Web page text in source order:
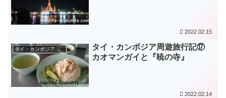
2022.02.15
タイ・カンボジア周遊旅（2015年）
タイ・カンボジア周遊旅行記⑰
カオマンガイと『暁の寺』
2022.02.14